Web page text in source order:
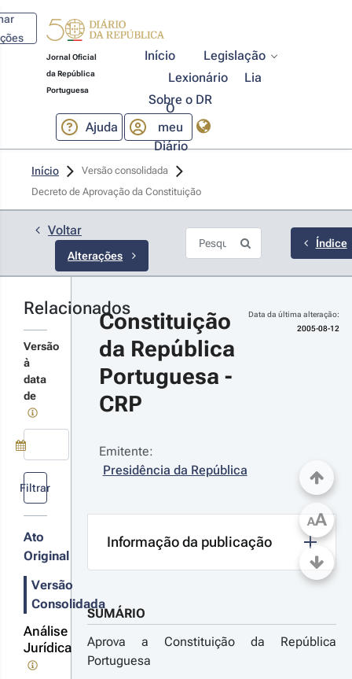
Jornal Oficial
da República
Portuguesa
Início
Legislação
Lexionário
Lia
Sobre o DR
Ajuda
O
meu
Diário
Início
Versão consolidada
Decreto de Aprovação da Constituição
Voltar
Alterações
1/2005 - 1.ª
revisão
detalhes
alterações
1/2001 - 1.ª
revisão
detalhes
alterações
09-20
Índice
Relacionados
Versão
à
data
de
Use a tecla de seta para baixo para abrir o calendário; Use as
Filtrar
Ato
Original
Versão
Consolidada
Análise
Jurídica
Constituição
da República
Portuguesa -
CRP
Data da última alteração:
2005-08-12
Emitente:
Presidência da República
Informação da publicação
SUMÁRIO
Aprova a Constituição da República
Portuguesa
AA